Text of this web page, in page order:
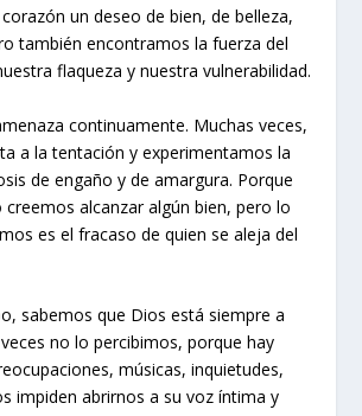
un deseo de bien, de belleza,
también encontramos la fuerza del
flaqueza y nuestra vulnerabilidad.
continuamente. Muchas veces,
a la tentación y experimentamos la
de engaño y de amargura. Porque
creemos alcanzar algún bien, pero lo
es el fracaso de quien se aleja del
sabemos que Dios está siempre a
no lo percibimos, porque hay
músicas, inquietudes,
impiden abrirnos a su voz íntima y